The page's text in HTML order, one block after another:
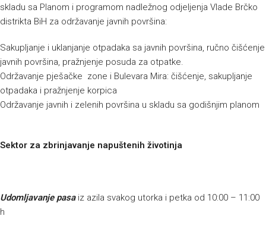
skladu sa Planom i programom nadležnog odjeljenja Vlade Brčko
distrikta BiH za održavanje javnih površina:
Sakupljanje i uklanjanje otpadaka sa javnih površina, ručno čišćenje
javnih površina, pražnjenje posuda za otpatke.
Održavanje pješačke zone i Bulevara Mira: čišćenje, sakupljanje
otpadaka i pražnjenje korpica
Održavanje javnih i zelenih površina u skladu sa godišnjim planom
Sektor za zbrinjavanje napuštenih životinja
Udomljavanje pasaiz azila svakog utorka i petka od 10:00 – 11:00
h